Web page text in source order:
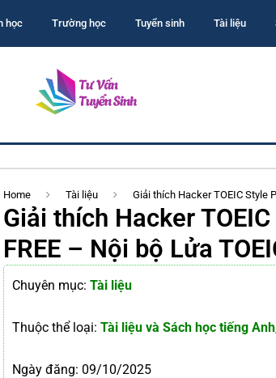
học Trường học Tuyển sinh Tài liệu
Home Tài liệu Giải thích Hacker TOEIC Style
Giải thích Hacker
FREE – Nội bộ Lửa
Chuyên mục: Tài liệu
Thuộc thể loại: Tài liệu và Sách học tiếng Anh
Ngày đăng: 09/10/2025